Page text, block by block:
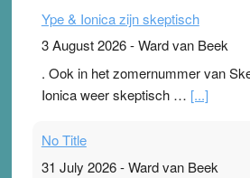
Ype & Ionica zijn skeptisch
3 August 2026-Ward van Beek
. Ook in het zomernummer van
Ionica weer skeptisch … [...]
No Title
31 July 2026-Ward van Beek